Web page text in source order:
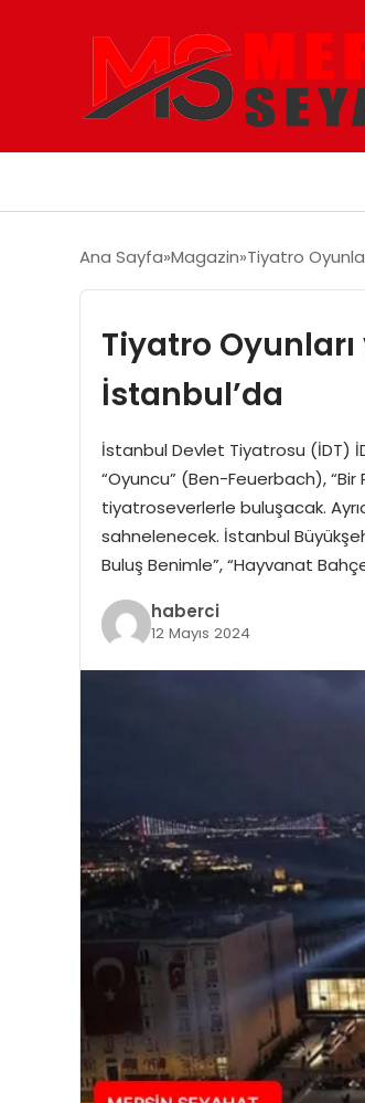
Ana Sayfa Magazin Tiyatro
Tiyatro
İstanbul’da
İstanbul Devlet Tiyatrosu (İDT)
“Oyuncu” (Ben-Feuerbach), “Bir
tiyatroseverlerle buluşacak.
sahnelenecek. İstanbul
Buluş Benimle”, “Hayvanat
haberci
12 Mayıs 2024